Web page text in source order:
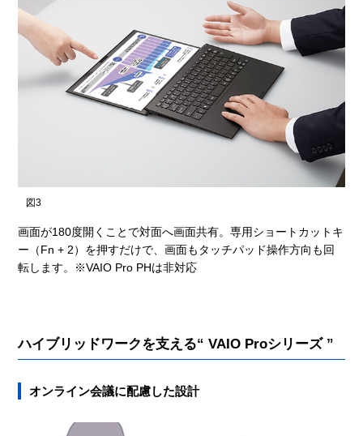
図3
画面が180度開くことで対面へ画面共有。専用ショートカットキ
ー（Fn + 2）を押すだけで、画面もタッチパッド操作方向も回
転します。※VAIO Pro PHは非対応
ハイブリッドワークを支える“ VAIO Proシリーズ ”
オンライン会議に配慮した設計